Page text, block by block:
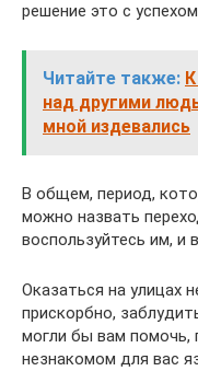
решение это с
Читайте также:
над другими
мной издевались
В общем, период,
можно назвать
воспользуйтесь им, и
Оказаться на улицах
прискорбно,
могли бы вам помочь,
незнакомом для вас